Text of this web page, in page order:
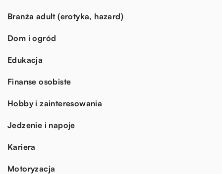
Branża adult (erotyka, hazard)
Dom i ogród
Edukacja
Finanse osobiste
Hobby i zainteresowania
Jedzenie i napoje
Kariera
Motoryzacja